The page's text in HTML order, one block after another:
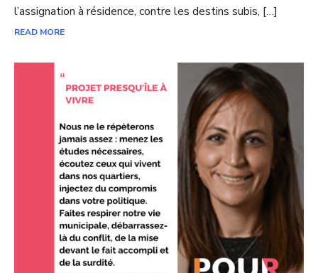
l’assignation à résidence, contre les destins subis, […]
READ MORE